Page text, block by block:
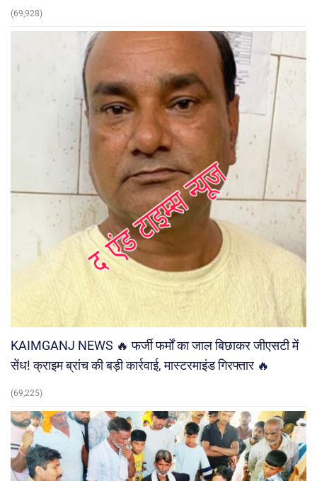
(69,928)
KAIMGANJ NEWS 🔥 फर्जी फर्मों का जाल बिछाकर जीएसटी में
सेंध! क्राइम ब्रांच की बड़ी कार्रवाई, मास्टरमाइंड गिरफ्तार 🔥
(69,225)